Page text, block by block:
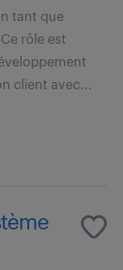
tant que
rôle est
client avec...